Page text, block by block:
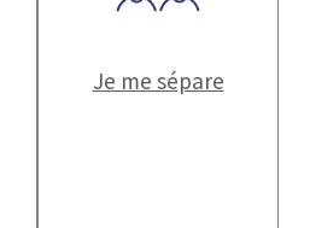
Je me sépare